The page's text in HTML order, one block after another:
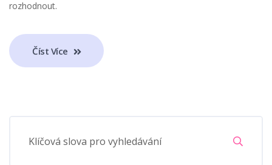
rozhodnout.
Číst Více